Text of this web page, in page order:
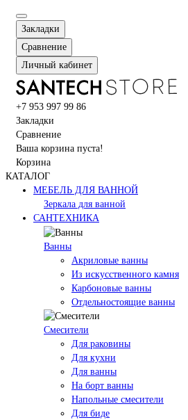
Закладки
Сравнение
Личный кабинет
+7 953 997 99 86
Закладки
Сравнение
Ваша корзина пуста!
Корзина
КАТАЛОГ
МЕБЕЛЬ ДЛЯ ВАННОЙ
Зеркала для ванной
САНТЕХНИКА
Ванны
Акриловые ванны
Из искусственного камня
Карбоновые ванны
Отдельностоящие ванны
Смесители
Для раковины
Для кухни
Для ванны
На борт ванны
Напольные смесители
Для биде